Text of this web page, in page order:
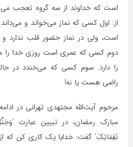
است که خداوند از سه گروه تعجب
از: اول کسی که نماز می‌خواند و
است، ولی در نماز حضور قلب
دوم کسی که عمری است روزی خدا را
را دارد. سوم کسی که می‌خندد در
راضی هست یا نه!
مرحوم آیت‌الله مجتهدی تهرانی در
مبارک رمضان، در تبیین عبارت
نَقِمَاتِکَ’ گفت: خدایا یک کاری کن که